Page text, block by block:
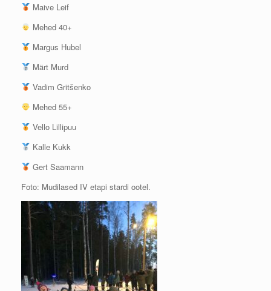
Maive Leif
Mehed 40+
Margus Hubel
Märt Murd
Vadim Gritšenko
Mehed 55+
Vello Lillipuu
Kalle Kukk
Gert Saamann
Foto: Mudilased IV etapi stardi ootel.